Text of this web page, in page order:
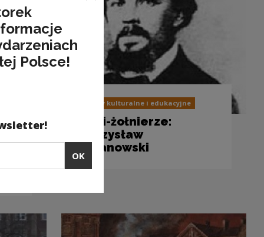
Projekty kulturalne i edukacyjne
Poeci-żołnierze:
Mieczysław
Romanowski
Close window
Polsce!
OK